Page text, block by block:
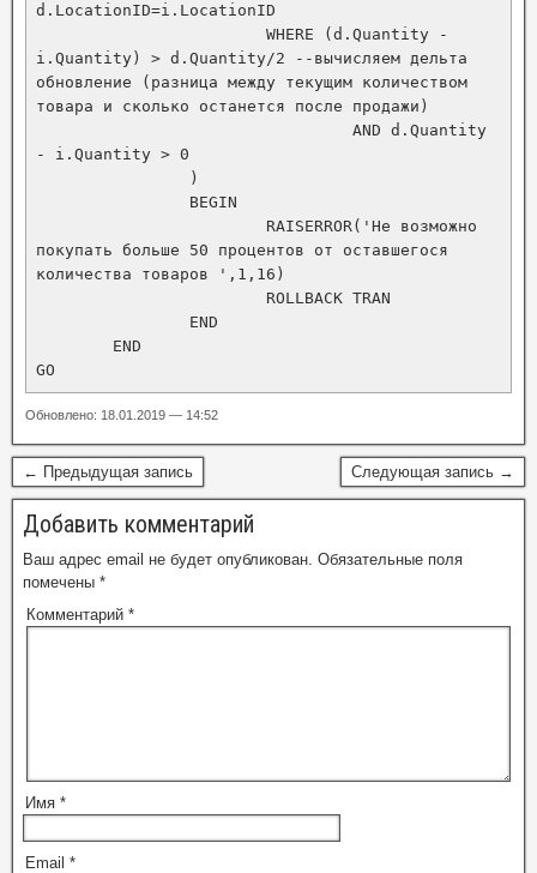
d.LocationID=i.LocationID
i.Quantity) > d.Quantity/2 --вычисляем дельта
обновление (разница между текущим количеством
товара и сколько останется после продажи)
- i.Quantity > 0
покупать больше 50 процентов от оставшегося
количества товаров ',1,16)
Обновлено: 18.01.2019 — 14:52
← Предыдущая запись Следующая запись →
Добавить комментарий
Ваш адрес email не будет опубликован. Обязательные поля
помечены *
Комментарий *
Имя *
Email *